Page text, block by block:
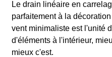
Le drain linéaire en
parfaitement à la
vent minimaliste est l'unité
d'éléments à l'intérieur,
mieux c'est.